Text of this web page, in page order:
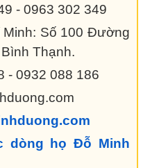
- 0963 302 349
Số 100 Đường
Thạnh.
- 0932 088 186
dòng họ Đỗ Minh